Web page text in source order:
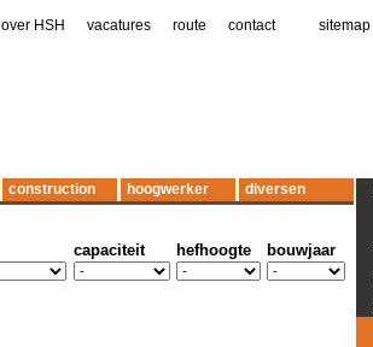
over HSH vacatures| route contact| sitemap
construction hoogwerker diversen
capaciteit hefhoogte bouwjaar